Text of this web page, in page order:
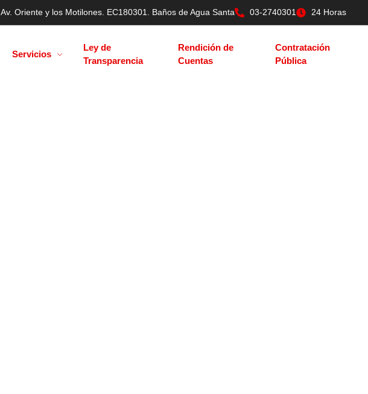
Av. Oriente y los Motilones. EC180301. Baños de Agua Santa 03-2740301 24 Horas
Servicios
Ley de
Transparencia
Rendición de
Cuentas
Contratación
Pública